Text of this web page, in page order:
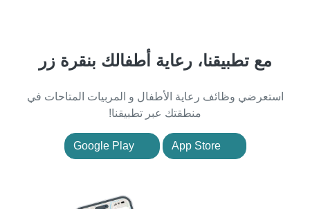
مع تطبيقنا، رعاية أطفالك بنقرة زر
استعرضي وظائف رعاية الأطفال و المربيات المتاحات في
منطقتك عبر تطبيقنا!
App Store
Google Play